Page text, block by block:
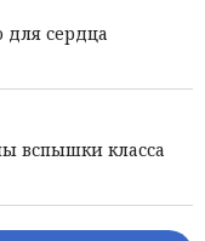
для сердца
вспышки класса